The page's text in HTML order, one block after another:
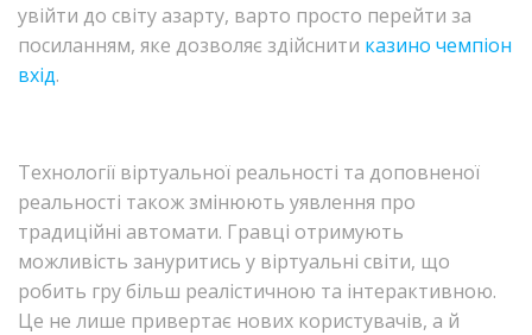
увійти до світу азарту, варто просто перейти за
посиланням, яке дозволяє здійснити казино чемпіон
вхід.
Технології віртуальної реальності та доповненої
реальності також змінюють уявлення про
традиційні автомати. Гравці отримують
можливість зануритись у віртуальні світи, що
робить гру більш реалістичною та інтерактивною.
Це не лише привертає нових користувачів, а й